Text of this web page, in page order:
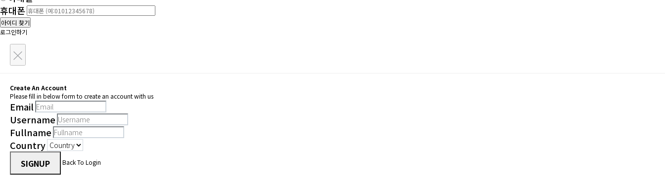
휴대폰
아이디 찾기
로그인하기
×
Create An Account
Please fill in below form to create an account with us
Email
Username
Fullname
Country
SIGNUP Back To Login